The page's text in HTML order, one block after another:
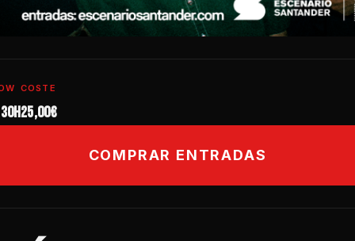
COSTE
25,00€
COMPRAR ENTRADAS